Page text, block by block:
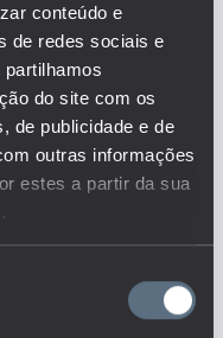
conteúdo e
de redes sociais e
do site com os
de publicidade e de
outras informações
estes a partir da sua
os
do